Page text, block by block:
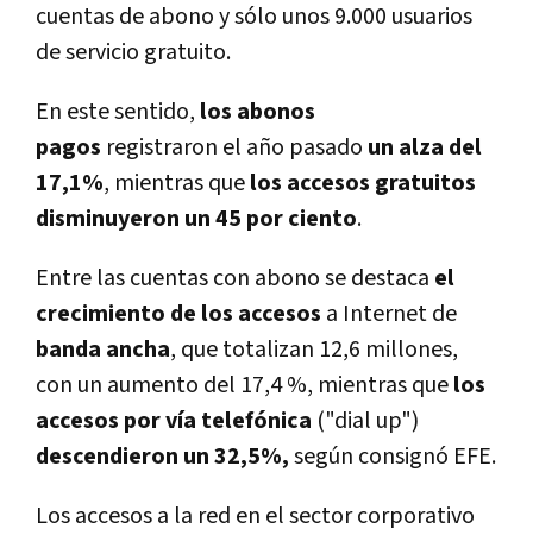
cuentas de abono y sólo unos 9.000 usuarios
de servicio gratuito.
En este sentido, los abonos
pagos registraron el año pasado un alza del
17,1%, mientras quelos accesos gratuitos
disminuyeron un 45 por ciento.
Entre las cuentas con abono se destaca el
crecimiento de los accesos a Internet de
banda ancha, que totalizan 12,6 millones,
con un aumento del 17,4 %, mientras quelos
accesos por vía telefónica ("dial up")
descendieron un 32,5%,según consignó EFE.
Los accesos a la red en el sector corporativo